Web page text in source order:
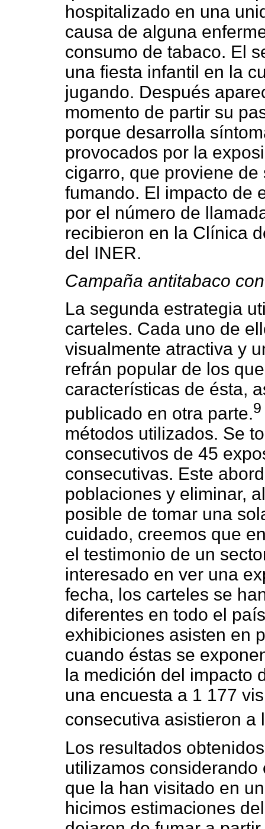
hospitalizado en una
causa de alguna
consumo de tabaco. El
una fiesta infantil en la
jugando. Después
momento de partir su
porque desarrolla
provocados por la
cigarro, que proviene
fumando. El impacto de
por el número de
recibieron en la Clínica
del INER.
Campaña antitabaco
La segunda estrategia
carteles. Cada uno de
visualmente atractiva y
refrán popular de los
características de ésta,
publicado en otra parte.9
métodos utilizados. Se
consecutivos de 45
consecutivas. Este
poblaciones y eliminar,
posible de tomar una
cuidado, creemos que
el testimonio de un
interesado en ver una
fecha, los carteles se
diferentes en todo el
exhibiciones asisten en
cuando éstas se
la medición del impacto
una encuesta a 1 177
consecutiva asistieron a
Los resultados
utilizamos
que la han visitado en
hicimos estimaciones